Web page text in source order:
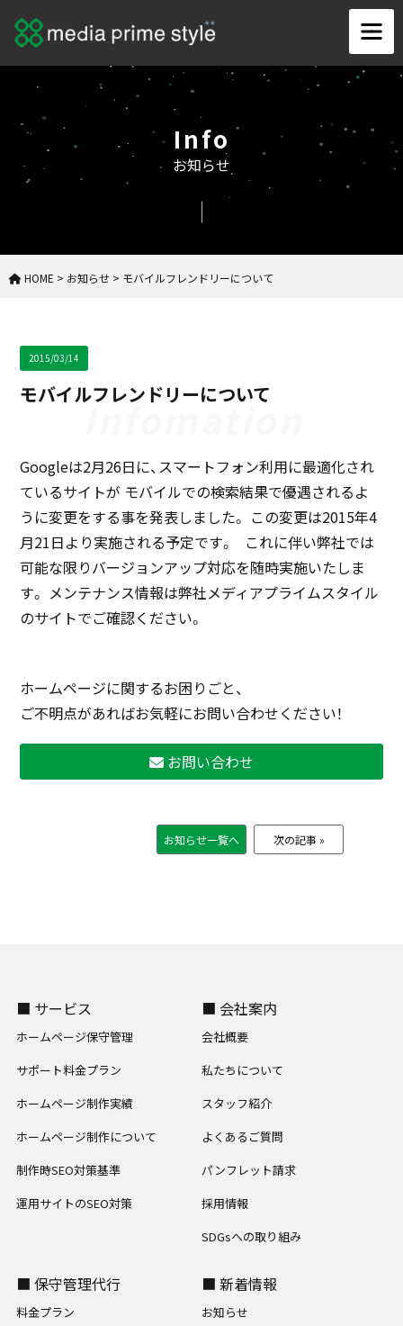
Info
お知らせ
HOME > お知らせ > モバイルフレンドリーについて
2015/03/14
モバイルフレンドリーについて
Googleは2月26日に、スマートフォン利用に最適化され
ているサイトが モバイルでの検索結果で優遇されるよ
うに変更をする事を発表しました。 この変更は2015年4
月21日より実施される予定です。 これに伴い弊社では
可能な限りバージョンアップ対応を随時実施いたしま
す。 メンテナンス情報は弊社メディアプライムスタイル
のサイトでご確認ください。
ホームページに関するお困りごと、
ご不明点があればお気軽にお問い合わせください！
お問い合わせ
お知らせ一覧へ 次の記事 »
■ サービス
ホームページ保守管理
サポート料金プラン
ホームページ制作実績
ホームページ制作について
制作時SEO対策基準
運用サイトのSEO対策
■ 会社案内
会社概要
私たちについて
スタッフ紹介
よくあるご質問
パンフレット請求
採用情報
SDGsへの取り組み
■ 保守管理代行
料金プラン
■ 新着情報
お知らせ